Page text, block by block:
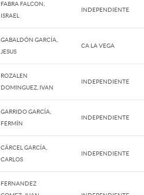
FABRA FALCON,
ISRAEL
INDEPENDIENTE
GABALDÓN GARCÍA,
JESUS
CA LA VEGA
ROZALEN
DOMINGUEZ, IVAN
INDEPENDIENTE
GARRIDO GARCÍA,
FERMÍN
INDEPENDIENTE
CÁRCEL GARCÍA,
CARLOS
INDEPENDIENTE
FERNANDEZ